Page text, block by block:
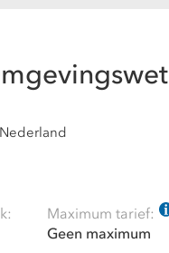
Maximum tarief:
Geen maximum